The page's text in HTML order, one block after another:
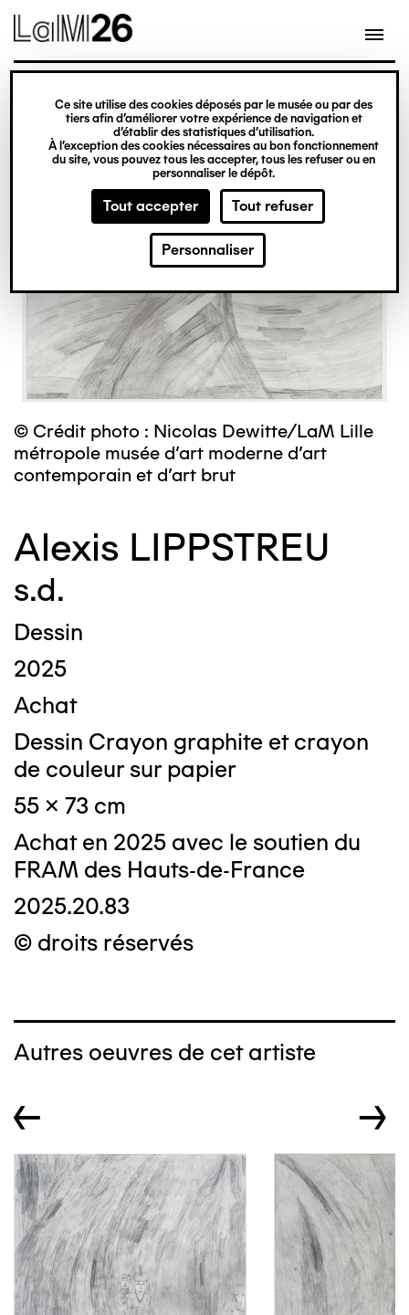
Gestion des cookies
Ce site utilise des cookies déposés par le musée ou par des
tiers afin d’améliorer votre expérience de navigation et
d’établir des statistiques d’utilisation.
À l’exception des cookies nécessaires au bon fonctionnement
du site, vous pouvez tous les accepter, tous les refuser ou en
personnaliser le dépôt.
Tout accepter Tout refuser
Personnaliser
contenu
© Crédit photo : Nicolas Dewitte/LaM Lille
métropole musée d’art moderne d’art
contemporain et d’art brut
Alexis LIPPSTREU
s.d.
Dessin
2025
Achat
Dessin Crayon graphite et crayon
de couleur sur papier
55 x 73 cm
Achat en 2025 avec le soutien du
FRAM des Hauts-de-France
2025.20.83
© droits réservés
Autres oeuvres de cet artiste
← →